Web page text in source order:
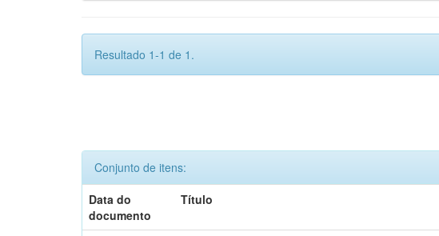
Resultado 1-1 de 1.
Conjunto de itens:
Data do
documento
Título